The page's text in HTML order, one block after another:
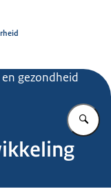
en gezondheid